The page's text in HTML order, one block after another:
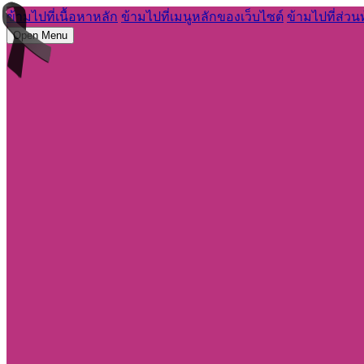
ข้ามไปที่เนื้อหาหลัก ข้ามไปที่เมนูหลักของเว็บไซต์ ข้ามไปที่ส่วน
Open Menu